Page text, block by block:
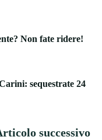
Non fate ridere!
sequestrate 24
successivo